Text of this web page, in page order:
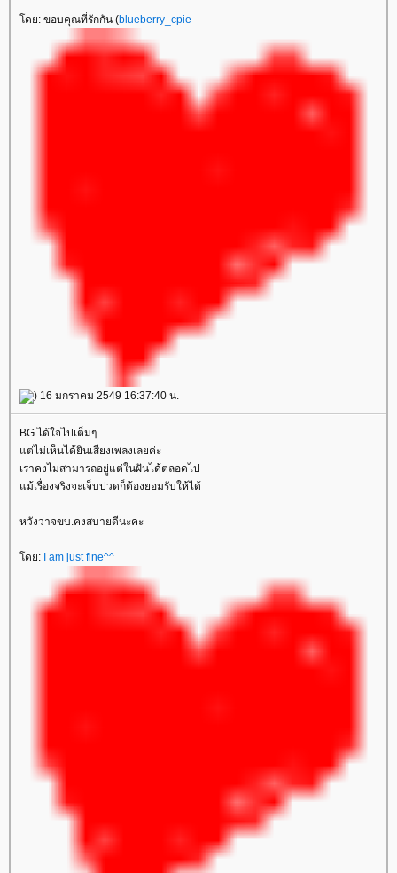
ดย: ขอบคุณที่รักกัน (blueberry_cpie
) 16 มกราคม 2549 16:37:40 น.
BG ได้ใจไปเต็มๆ
ต่ไม่เห็นได้ยินเสียงเพลงเลยค่ะ
เราคงไม่สามารถอยู่แต่ในฝันได้ตลอดไป
ม้เรื่องจริงจะเจ็บปวดก็ต้องยอมรับให้ได้
หวังว่าจขบ.คงสบายดีนะคะ
ดย: I am just fine^^